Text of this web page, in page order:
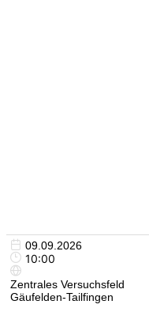
09.09.2026
10:00
Zentrales Versuchsfeld
Gäufelden-Tailfingen